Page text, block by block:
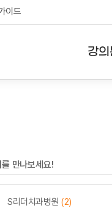
이드
강
만나보세요!
S리더치과병원 (2)